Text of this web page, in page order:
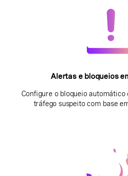
Alertas e bloqueios
Configure o bloqueio
tráfego suspeito com base